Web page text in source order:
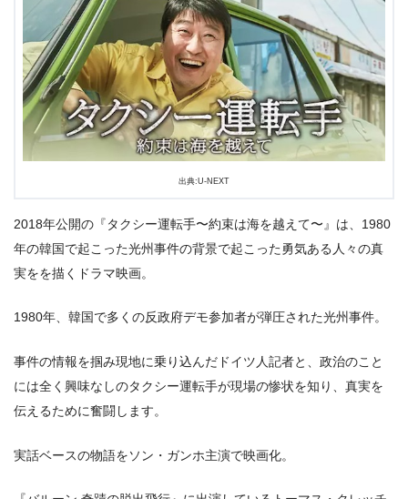
出典:U-NEXT
2018年公開の『タクシー運転手〜約束は海を越えて〜』は、1980
年の韓国で起こった光州事件の背景で起こった勇気ある人々の真
実をを描くドラマ映画。
1980年、韓国で多くの反政府デモ参加者が弾圧された光州事件。
事件の情報を掴み現地に乗り込んだドイツ人記者と、政治のこと
には全く興味なしのタクシー運転手が現場の惨状を知り、真実を
伝えるために奮闘します。
実話ベースの物語をソン・ガンホ主演で映画化。